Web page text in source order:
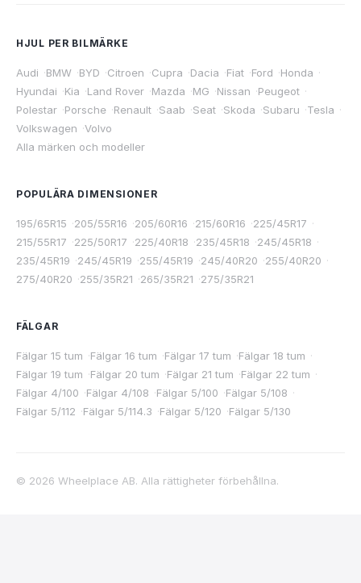
HJUL PER BILMÄRKE
Audi ·BMW ·BYD ·Citroen ·Cupra ·Dacia ·Fiat ·Ford ·Honda ·
Hyundai ·Kia ·Land Rover ·Mazda ·MG ·Nissan ·Peugeot ·
Polestar ·Porsche ·Renault ·Saab ·Seat ·Skoda ·Subaru ·Tesla ·
Volkswagen ·Volvo
Alla märken och modeller
POPULÄRA DIMENSIONER
195/65R15 ·205/55R16 ·205/60R16 ·215/60R16 ·225/45R17 ·
215/55R17 ·225/50R17 ·225/40R18 ·235/45R18 ·245/45R18 ·
235/45R19 ·245/45R19 ·255/45R19 ·245/40R20 ·255/40R20 ·
275/40R20 ·255/35R21 ·265/35R21 ·275/35R21
FÄLGAR
Fälgar 15 tum ·Fälgar 16 tum ·Fälgar 17 tum ·Fälgar 18 tum ·
Fälgar 19 tum ·Fälgar 20 tum ·Fälgar 21 tum ·Fälgar 22 tum ·
Fälgar 4/100 ·Fälgar 4/108 ·Fälgar 5/100 ·Fälgar 5/108 ·
Fälgar 5/112 ·Fälgar 5/114.3 ·Fälgar 5/120 ·Fälgar 5/130
© 2026 Wheelplace AB. Alla rättigheter förbehållna.